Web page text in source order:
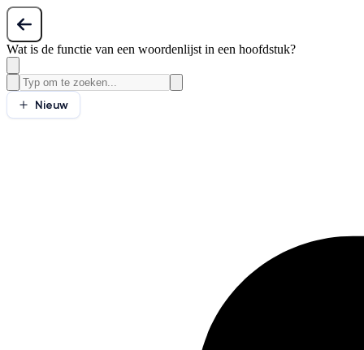
Wat is de functie van een woordenlijst in een hoofdstuk?
Nieuw